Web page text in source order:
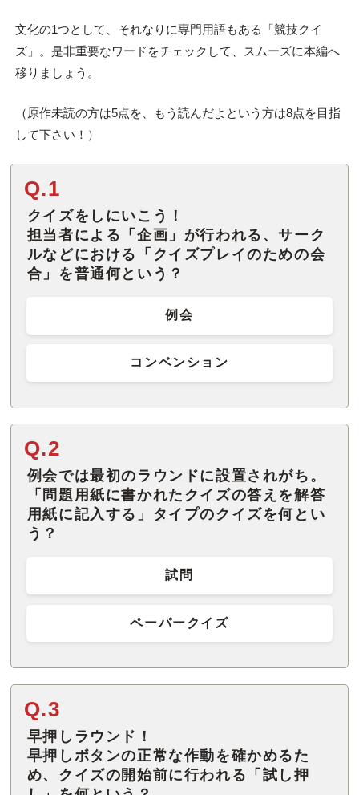
文化の1つとして、それなりに専門用語もある「競技クイ
ズ」。是非重要なワードをチェックして、スムーズに本編へ
移りましょう。
（原作未読の方は5点を、もう読んだよという方は8点を目指
して下さい！）
Q.1
クイズをしにいこう！
担当者による「企画」が行われる、サーク
ルなどにおける「クイズプレイのための会
合」を普通何という？
例会
コンベンション
Q.2
例会では最初のラウンドに設置されがち。
「問題用紙に書かれたクイズの答えを解答
用紙に記入する」タイプのクイズを何とい
う？
試問
ペーパークイズ
Q.3
早押しラウンド！
早押しボタンの正常な作動を確かめるた
め、クイズの開始前に行われる「試し押